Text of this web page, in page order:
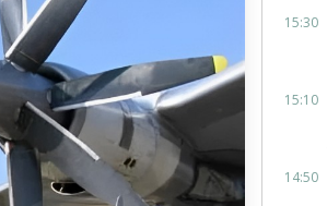
15:30
15:10
14:50